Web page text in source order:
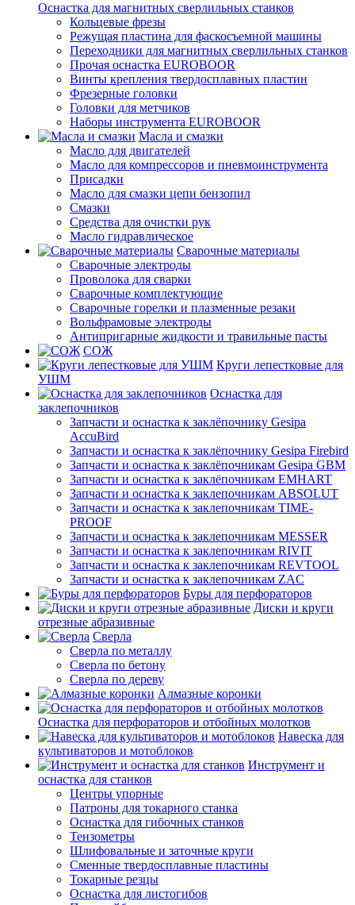
Оснастка для магнитных сверлильных станков
Кольцевые фрезы
Режущая пластина для фаскосъемной машины
Переходники для магнитных сверлильных станков
Прочая оснастка EUROBOOR
Винты крепления твердосплавных пластин
Фрезерные головки
Головки для метчиков
Наборы инструмента EUROBOOR
Масла и смазки
Масло для двигателей
Масло для компрессоров и пневмоинструмента
Присадки
Масло для смазки цепи бензопил
Смазки
Средства для очистки рук
Масло гидравлическое
Сварочные материалы
Сварочные электроды
Проволока для сварки
Сварочные комплектующие
Сварочные горелки и плазменные резаки
Вольфрамовые электроды
Антипригарные жидкости и травильные пасты
СОЖ
Круги лепестковые для
УШМ
Оснастка для
заклепочников
Запчасти и оснастка к заклёпочнику Gesipa
AccuBird
Запчасти и оснастка к заклёпочнику Gesipa Firebird
Запчасти и оснастка к заклёпочникам Gesipa GBM
Запчасти и оснастка к заклёпочникам EMHART
Запчасти и оснастка к заклепочникам ABSOLUT
Запчасти и оснастка к заклепочникам TIME-
PROOF
Запчасти и оснастка к заклепочникам MESSER
Запчасти и оснастка к заклепочникам RIVIT
Запчасти и оснастка к заклепочникам REVTOOL
Запчасти и оснастка к заклепочникам ZAC
Буры для перфораторов
Диски и круги
отрезные абразивные
Сверла
Сверла по металлу
Сверла по бетону
Сверла по дереву
Алмазные коронки
Оснастка для перфораторов и отбойных молотков
Навеска для
культиваторов и мотоблоков
Инструмент и
оснастка для станков
Центры упорные
Патроны для токарного станка
Оснастка для гибочных станков
Тензометры
Шлифовальные и заточные круги
Сменные твердосплавные пластины
Токарные резцы
Оснастка для листогибов